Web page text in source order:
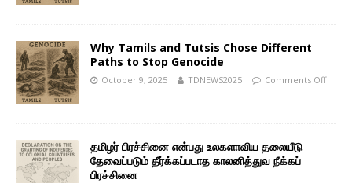
Why Tamils and Tutsis Chose Different
Paths to Stop Genocide
October 9, 2025 TDNEWS2025 Comments Off
தமிழர் பிரச்சினை என்பது உலகளாவிய தலையீடு
தேவைப்படும் தீர்க்கப்படாத காலனித்துவ நீக்கப்
பிரச்சினை